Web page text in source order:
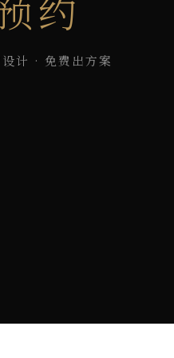
计 · 免费出方案